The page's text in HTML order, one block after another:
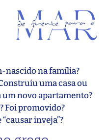
nascido na família?
uma casa ou
novo apartamento?
Foi promovido?
inveja”?